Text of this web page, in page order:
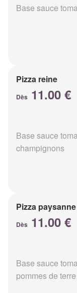
Base sauce
Pizza reine
Dès 11.00 €
Base sauce
champignons
Pizza paysanne
Dès 11.00 €
Base sauce
pommes de terre